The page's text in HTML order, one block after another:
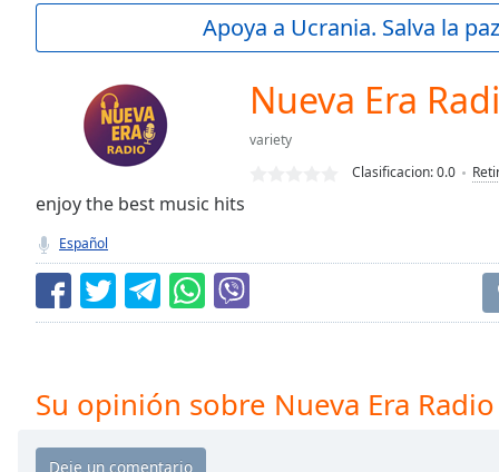
Current
TypeLIVE
live,
currently
behind
LIVE
Remaining
Playback
Rate
Apoya a Ucrania. Salva la
Nueva Era
variety
Clasificacion:0.0
enjoy the best music hits
Español
Su opinión sobre Nueva Era Radio